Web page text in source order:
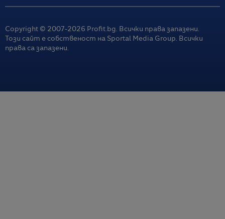
Copyright © 2007-2026 Profit.bg. Всички права запазени.
Този сайт е собственост на Sportal Media Group. Всички
права са запазени.